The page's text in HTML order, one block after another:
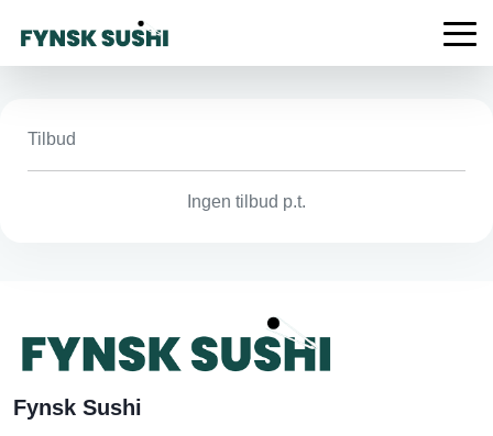
Tilbud
Ingen tilbud p.t.
Fynsk Sushi